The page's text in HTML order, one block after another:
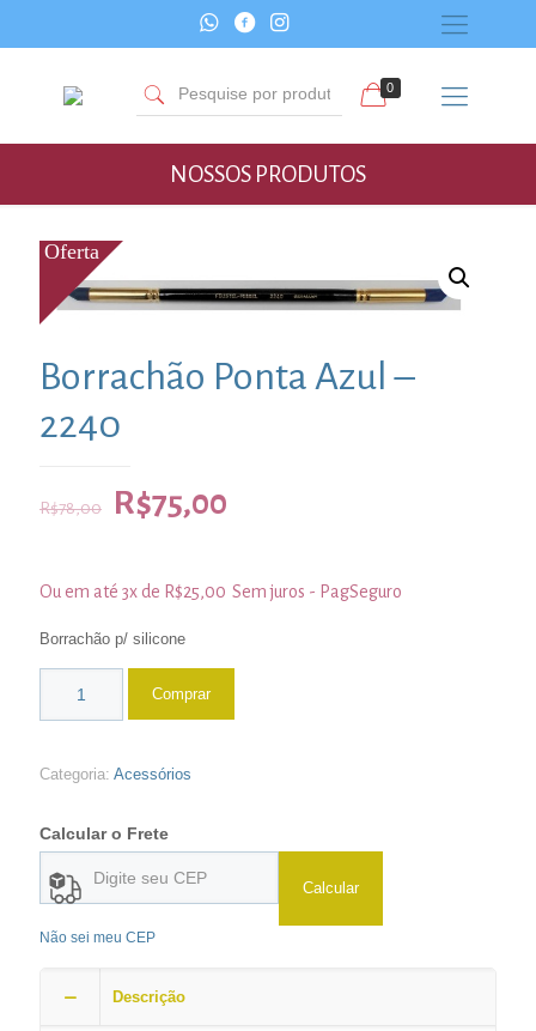
0
NOSSOS PRODUTOS
Borrachão Ponta Azul –
2240
R$78,00 R$75,00
Ou em até 3x de R$25,00 Sem juros - PagSeguro
Borrachão p/ silicone
Comprar
Categoria: Acessórios
Calcular o Frete
Calcular
Não sei meu CEP
Descrição